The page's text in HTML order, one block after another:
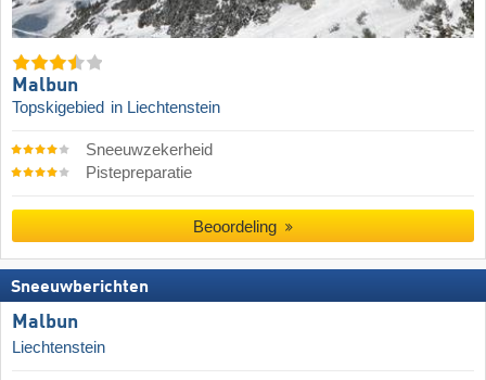
Malbun
Topskigebied in Liechtenstein
Sneeuwzekerheid
Pistepreparatie
Beoordeling
Sneeuwberichten
Malbun
Liechtenstein